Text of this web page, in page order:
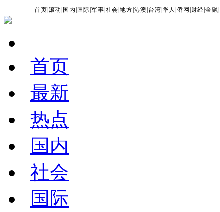
首页 |滚动 国内 国际 |军事 |社会 |地方 |港澳 台湾 |华人 |侨网 财经 |金融 |
首页
最新
热点
国内
社会
国际